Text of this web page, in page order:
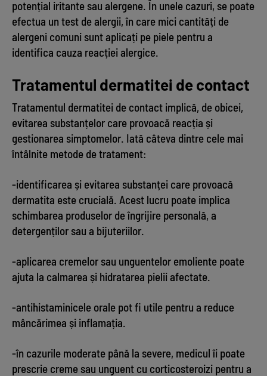
potențial iritante sau alergene. În unele cazuri, se poate
efectua un test de alergii, în care mici cantități de
alergeni comuni sunt aplicați pe piele pentru a
identifica cauza reacției alergice.
Tratamentul dermatitei de contact
Tratamentul dermatitei de contact implică, de obicei,
evitarea substanțelor care provoacă reacția și
gestionarea simptomelor. Iată câteva dintre cele mai
întâlnite metode de tratament:
-identificarea și evitarea substanței care provoacă
dermatita este crucială. Acest lucru poate implica
schimbarea produselor de îngrijire personală, a
detergenților sau a bijuteriilor.
-aplicarea cremelor sau unguentelor emoliente poate
ajuta la calmarea și hidratarea pielii afectate.
-antihistaminicele orale pot fi utile pentru a reduce
mâncărimea și inflamația.
-în cazurile moderate până la severe, medicul îi poate
prescrie creme sau unguent cu corticosteroizi pentru a